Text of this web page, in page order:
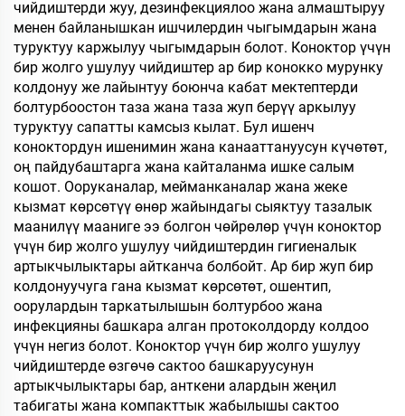
чийдиштерди жуу, дезинфекциялоо жана алмаштыруу
менен байланышкан ишчилердин чыгымдарын жана
туруктуу каржылуу чыгымдарын болот. Коноктор үчүн
бир жолго ушулуу чийдиштер ар бир конокко мурунку
колдонуу же лайынтуу боюнча кабат мектептерди
болтурбоостон таза жана таза жуп берүү аркылуу
туруктуу сапатты камсыз кылат. Бул ишенч
коноктордун ишенимин жана канааттануусун күчөтөт,
оң пайдубаштарга жана кайталанма ишке салым
кошот. Ооруканалар, мейманканалар жана жеке
кызмат көрсөтүү өнөр жайындагы сыяктуу тазалык
маанилүү мааниге ээ болгон чөйрөлөр үчүн коноктор
үчүн бир жолго ушулуу чийдиштердин гигиеналык
артыкчылыктары айтканча болбойт. Ар бир жуп бир
колдонуучуга гана кызмат көрсөтөт, ошентип,
оорулардын таркатылышын болтурбоо жана
инфекцияны башкара алган протоколдорду колдоо
үчүн негиз болот. Коноктор үчүн бир жолго ушулуу
чийдиштерде өзгөчө сактоо башкаруусунун
артыкчылыктары бар, анткени алардын жеңил
табигаты жана компакттык жабылышы сактоо